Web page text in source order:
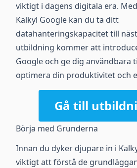
viktigt i dagens digitala era.
Kalkyl Google kan du ta ditt
datahanteringskapacitet till
utbildning kommer att
Google och ge dig användbara
optimera din produktivitet och
Gå till
Börja med Grunderna
Innan du dyker djupare in i
viktigt att förstå de